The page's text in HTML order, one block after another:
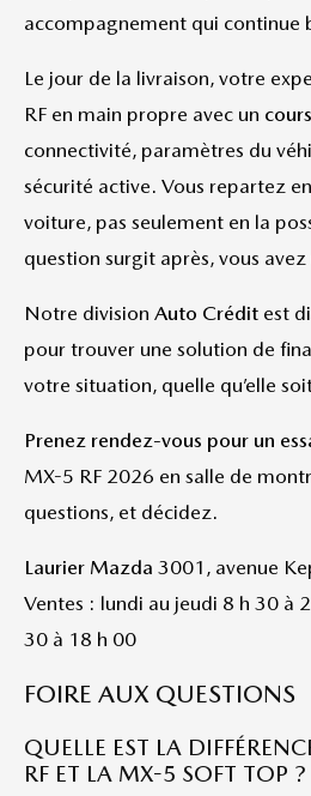
accompagnement qui continue
Le jour de la livraison, votre
RF en main propre avec un
connectivité, paramètres du
sécurité active. Vous repartez
voiture, pas seulement en la
question surgit après, vous
Notre division Auto Crédit est
pour trouver une solution de
votre situation, quelle qu’elle
Prenez rendez-vous pour un
MX-5 RF 2026 en salle de
questions, et décidez.
Laurier Mazda 3001, avenue
Ventes : lundi au jeudi 8 h 30 à
30 à 18 h 00
FOIRE AUX QUESTIONS
QUELLE EST LA
RF ET LA MX-5 SOFT TOP ?